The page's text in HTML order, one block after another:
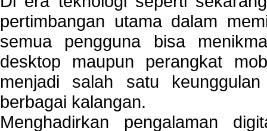
pertimbangan utama dalam
semua pengguna bisa
desktop maupun perangkat
menjadi salah satu
berbagai kalangan.
Menghadirkan pengalaman